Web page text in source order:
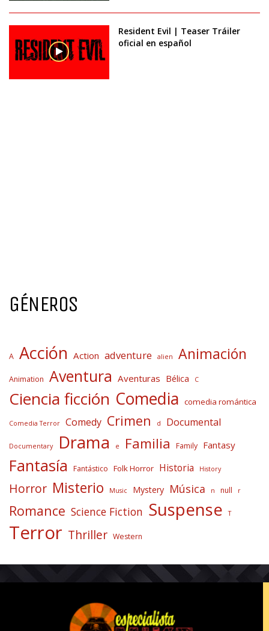
Resident Evil | Teaser Tráiler
oficial en español
GÉNEROS
A Acción Action adventure alien Animación
Animation Aventura Aventuras Bélica C
Ciencia ficción Comedia comedia romántica
Comedia Terror Comedy Crimen d Documental
Documentary Drama e Familia Family Fantasy
Fantasía Fantástico Folk Horror Historia History
Horror Misterio Music Mystery Música n null r
Romance Science Fiction Suspense T
Terror Thriller Western